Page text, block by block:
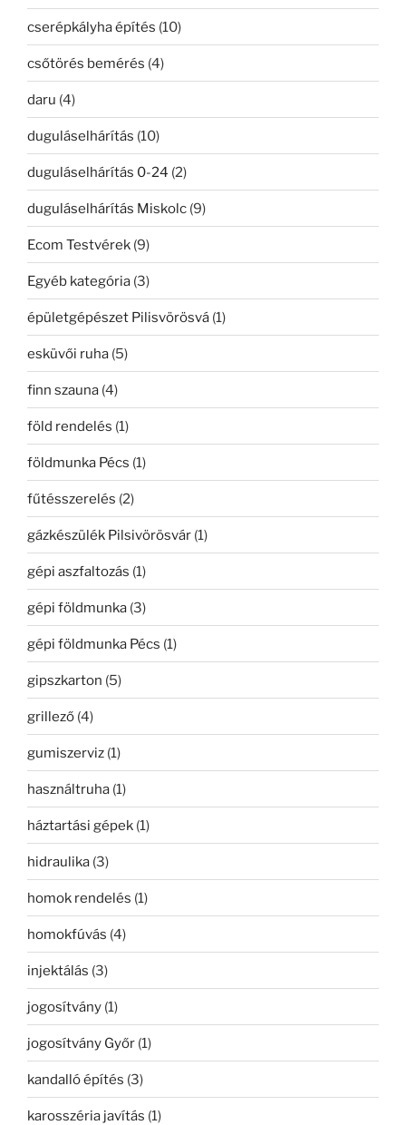
cserépkályha építés (10)
csőtörés bemérés (4)
daru (4)
duguláselhárítás (10)
duguláselhárítás 0-24 (2)
duguláselhárítás Miskolc (9)
Ecom Testvérek (9)
Egyéb kategória (3)
épületgépészet Pilisvörösvá (1)
esküvői ruha (5)
finn szauna (4)
föld rendelés (1)
földmunka Pécs (1)
fűtésszerelés (2)
gázkészülék Pilsivörösvár (1)
gépi aszfaltozás (1)
gépi földmunka (3)
gépi földmunka Pécs (1)
gipszkarton (5)
grillező (4)
gumiszerviz (1)
használtruha (1)
háztartási gépek (1)
hidraulika (3)
homok rendelés (1)
homokfúvás (4)
injektálás (3)
jogosítvány (1)
jogosítvány Győr (1)
kandalló építés (3)
karosszéria javítás (1)